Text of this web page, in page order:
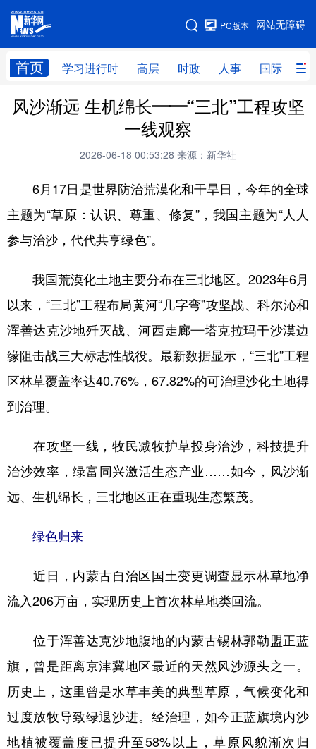
网站无障碍
PC版本
首页 学习进行时 高层 时政 人事 国际 财
网站地图
学习进行时 高层 时政 人事
网评
科技 科创 量子 体育
文化 书画 健康 军事
法律 中央文件 金融 汽车
食品 人居 信息化 数字经济
彩票
北京
辽宁 吉林 上海 江苏
浙江 安徽 福建 江西
山东 河南 湖北 湖南
广东 广西 海南 重庆
四川 贵州 云南 西藏
陕西 甘肃 青海 宁夏
风沙渐远 生机绵长——“三北”工程攻坚
一线观察
2026-06-18 00:53:28 来源：新华社
6月17日是世界防治荒漠化和干旱日，今年的全球
主题为“草原：认识、尊重、修复”，我国主题为“人人
参与治沙，代代共享绿色”。
我国荒漠化土地主要分布在三北地区。2023年6月
以来，“三北”工程布局黄河“几字弯”攻坚战、科尔沁和
浑善达克沙地歼灭战、河西走廊—塔克拉玛干沙漠边
缘阻击战三大标志性战役。最新数据显示，“三北”工程
区林草覆盖率达40.76%，67.82%的可治理沙化土地得
到治理。
在攻坚一线，牧民减牧护草投身治沙，科技提升
治沙效率，绿富同兴激活生态产业……如今，风沙渐
远、生机绵长，三北地区正在重现生态繁茂。
绿色归来
近日，内蒙古自治区国土变更调查显示林草地净
流入206万亩，实现历史上首次林草地类回流。
位于浑善达克沙地腹地的内蒙古锡林郭勒盟正蓝
旗，曾是距离京津冀地区最近的天然风沙源头之一。
历史上，这里曾是水草丰美的典型草原，气候变化和
过度放牧导致绿退沙进。经治理，如今正蓝旗境内沙
地植被覆盖度已提升至58%以上，草原风貌渐次归